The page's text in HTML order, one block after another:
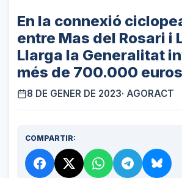
En la connexió
entre Mas del Rosari i
Llarga la Generalitat
més de 700.000 euros
8 DE GENER DE 2023· AGORACT
COMPARTIR: